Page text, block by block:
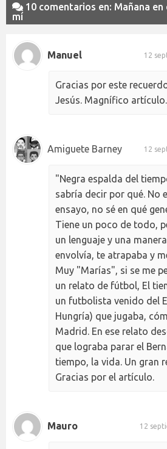
10 comentarios en: Mañana
mí
Manuel 12
Gracias por este
Jesús. Magnífico artículo.
Amiguete Barney 12
"Negra espalda del
sabría decir por qué. No
ensayo, no sé en qué
Tiene un poco de todo,
un lenguaje y una
envolvía, te atrapaba y
Muy "Marías", si se me
un relato de fútbol, El
un futbolista venido del
Hungría) que jugaba,
Madrid. En ese relato
que lograba parar el
tiempo, la vida. Un gran
Gracias por el artículo.
Mauro 12